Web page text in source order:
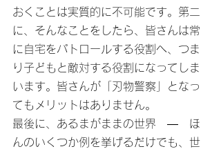
おくことは実質的に不可能です。第二
に、そんなことをしたら、皆さんは常
に自宅をパトロールする役割へ、つま
り子どもと敵対する役割になってしま
います。皆さんが「刃物警察」となっ
てもメリットはありません。
最後に、あるまがままの世界　―　ほ
んのいくつか例を挙げるだけでも、世